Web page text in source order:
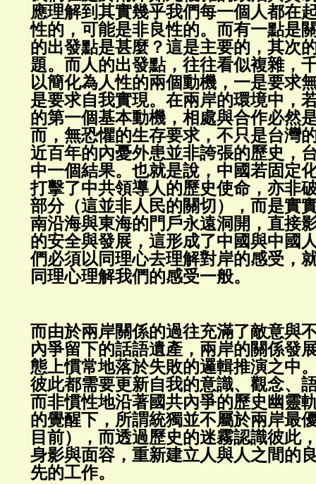
應理解到其實幾乎我們每一個人都在
性的，可能是非良性的。而有一點是
的出發點是甚麼？這是主要的，其次
題。而人的出發點，往往看似複雜，
以簡化為人性的兩個動機，一是要求
是要求自我實現。在兩岸的環境中，
的第一個基本動機，相處與合作必然
而，無恐懼的生存要求，不只是台灣
近百年的內憂外患並非誇張的歷史，
中一個結果。也就是說，中國若固定
打擊了中共領導人的歷史使命，亦非
部分（這並非人民的關切），而是實
南沿海與東海的門戶永遠洞開，直接
的安全與發展，這形成了中國與中國
們必須以同理心去理解對岸的感受，
同理心理解我們的感受一般。
而由於兩岸關係的過往充滿了敵意與
內爭留下的話語遺產，兩岸的關係發
態上慣常地落於失敗的邏輯推演之中
彼此都需要更新自我的意識、觀念、
而非慣性地沿著國共內爭的歷史幽靈
的覺醒下，所謂統獨並不屬於兩岸最
目前），而透過歷史的迷霧認識彼此
身影與面容，重新建立人與人之間的
先的工作。